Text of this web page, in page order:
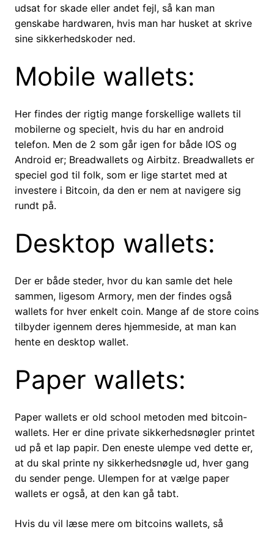
udsat for skade eller andet fejl, så kan man
genskabe hardwaren, hvis man har husket at skrive
sine sikkerhedskoder ned.
Mobile wallets:
Her findes der rigtig mange forskellige wallets til
mobilerne og specielt, hvis du har en android
telefon. Men de 2 som går igen for både IOS og
Android er; Breadwallets og Airbitz. Breadwallets er
speciel god til folk, som er lige startet med at
investere i Bitcoin, da den er nem at navigere sig
rundt på.
Desktop wallets:
Der er både steder, hvor du kan samle det hele
sammen, ligesom Armory, men der findes også
wallets for hver enkelt coin. Mange af de store coins
tilbyder igennem deres hjemmeside, at man kan
hente en desktop wallet.
Paper wallets:
Paper wallets er old school metoden med bitcoin-
wallets. Her er dine private sikkerhedsnøgler printet
ud på et lap papir. Den eneste ulempe ved dette er,
at du skal printe ny sikkerhedsnøgle ud, hver gang
du sender penge. Ulempen for at vælge paper
wallets er også, at den kan gå tabt.
Hvis du vil læse mere om bitcoins wallets, så